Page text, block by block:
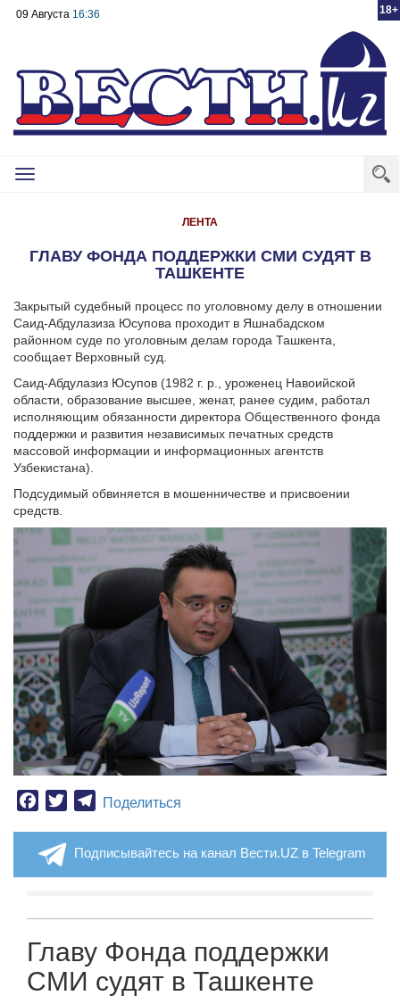
18+
09 Августа 16:36
Toggle
ЛЕНТА
ГЛАВУ ФОНДА ПОДДЕРЖКИ СМИ СУДЯТ В
ТАШКЕНТЕ
Закрытый судебный процесс по уголовному делу в отношении
Саид-Абдулазиза Юсупова проходит в Яшнабадском
районном суде по уголовным делам города Ташкента,
сообщает Верховный суд.
Саид-Абдулазиз Юсупов (1982 г. р., уроженец Навоийской
области, образование высшее, женат, ранее судим, работал
исполняющим обязанности директора Общественного фонда
поддержки и развития независимых печатных средств
массовой информации и информационных агентств
Узбекистана).
Подсудимый обвиняется в мошенничестве и присвоении
средств.
Facebook
TwitterTelegram
Поделиться
Подписывайтесь на канал Вести.UZ в Telegram
Главу Фонда поддержки
СМИ судят в Ташкенте